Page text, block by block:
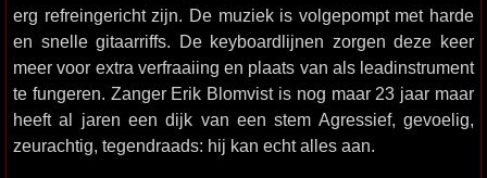
erg refreingericht zijn. De muziek is volgepompt met harde
en snelle gitaarriffs. De keyboardlijnen zorgen deze keer
meer voor extra verfraaiing en plaats van als leadinstrument
te fungeren. Zanger Erik Blomvist is nog maar 23 jaar maar
heeft al jaren een dijk van een stem Agressief, gevoelig,
zeurachtig, tegendraads: hij kan echt alles aan.